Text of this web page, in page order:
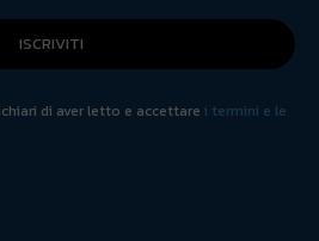
ISCRIVITI
di aver letto e accettare i termini e le